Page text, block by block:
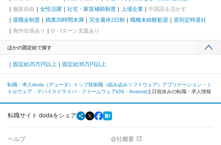
服装自由
女性活躍 社宅・家賃補助制度 上場企業
中国語を活かす
退職金制度
残業20時間未満 完全週休2日制 職種未経験歓迎
原則定時退社
海外出張あり
U・Iターン支援あり
ほかの固定給で探す
固定給25万円以上 固定給35万円以上
転職・求人doda（デューダ）トップ技術職（組み込みソフトウェア） アプリケーション・ミ
ドルウェア・デバイスドライバ・ファームウェアiOS・Android土日祝休みの転職・求人情報
転職サイト dodaをシェア
ヘルプ
会社概要